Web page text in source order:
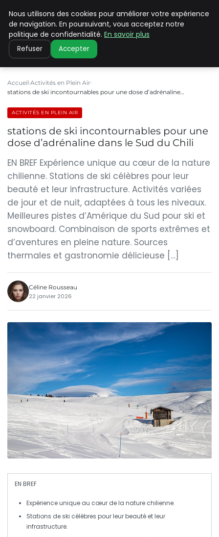
PILAT PATRIMOINES
Accueil Activités en Plein Air
stations de ski incontournables pour une dose d’adrénaline…
ACTIVITÉS EN PLEIN AIR
stations de ski incontournables pour une
dose d’adrénaline dans le Sud du Chili
EN BREF Expérience unique au cœur de la nature
chilienne. Stations de ski célèbres pour leur
beauté et leur infrastructure. Activités variées
de jour et de nuit, adaptées à tous les niveaux.
Meilleures pistes d’Amérique du Sud pour ski et
snowboard. Combinaison de sports extrêmes et
d’aventures en pleine nature. Sources
thermales et gastronomie délicieuse […]
Céline Rousseau
22 janvier 2026
EN BREF
Expérience unique au cœur de la nature chilienne.
Stations de ski célèbres pour leurbeauté et leur
infrastructure.
Nous utilisons des cookies pour améliorer votre expérience
de navigation. En poursuivant, vous acceptez notre
politique de confidentialité. En savoir plus
Refuser Accepter